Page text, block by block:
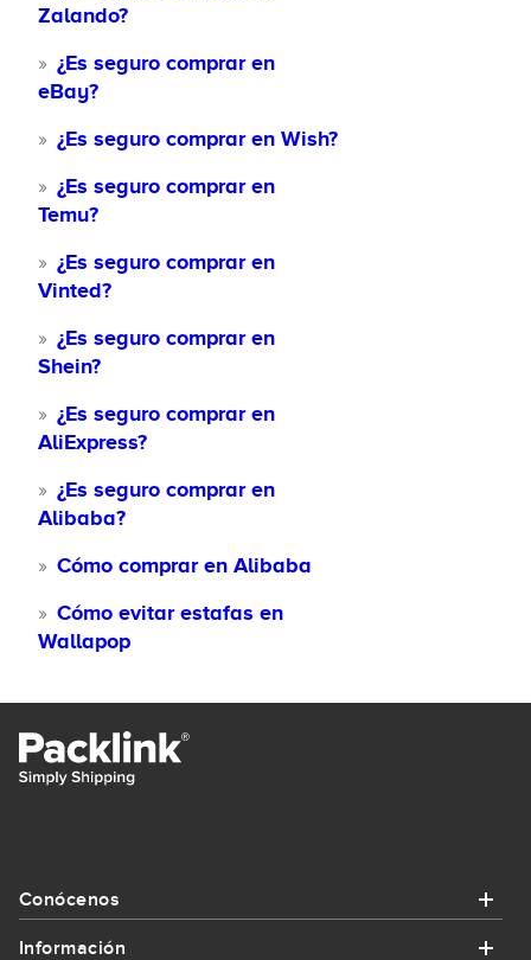
Zalando?
¿Es seguro comprar en
eBay?
¿Es seguro comprar en Wish?
¿Es seguro comprar en
Temu?
¿Es seguro comprar en
Vinted?
¿Es seguro comprar en
Shein?
¿Es seguro comprar en
AliExpress?
¿Es seguro comprar en
Alibaba?
Cómo comprar en Alibaba
Cómo evitar estafas en
Wallapop
Conócenos
Información